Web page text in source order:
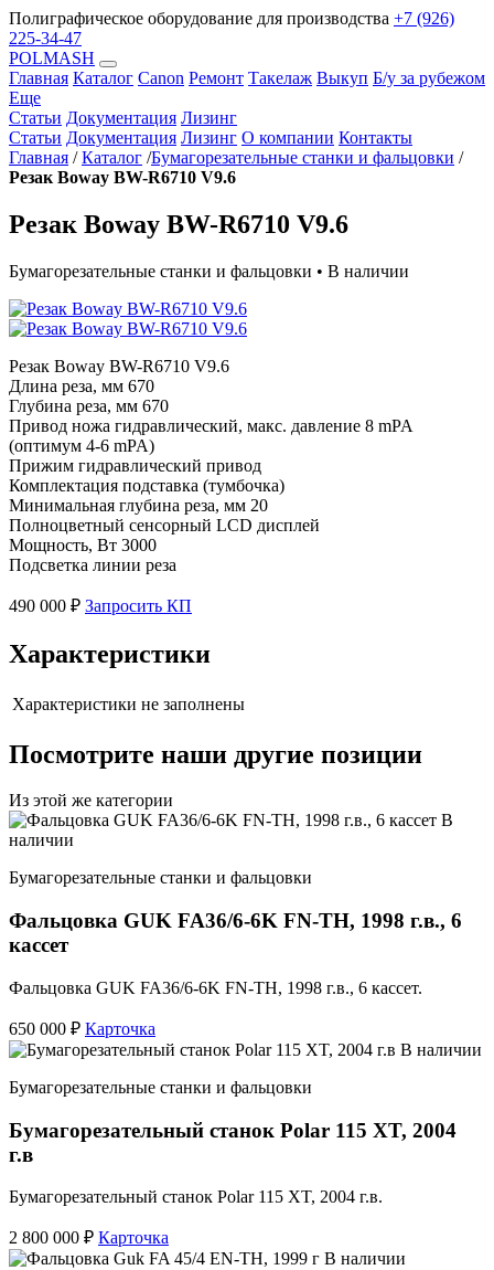
Полиграфическое оборудование для производства +7 (926)
225-34-47
POLMASH
Главная Каталог Canon Ремонт Такелаж Выкуп Б/у за рубежом
Еще
Статьи Документация Лизинг
Статьи Документация Лизинг О компании Контакты
Главная / Каталог /Бумагорезательные станки и фальцовки /
Резак Boway BW-R6710 V9.6
Резак Boway BW-R6710 V9.6
Бумагорезательные станки и фальцовки • В наличии
Резак Boway BW-R6710 V9.6
Длина реза, мм 670
Глубина реза, мм 670
Привод ножа гидравлический, макс. давление 8 mPA
(оптимум 4-6 mPA)
Прижим гидравлический привод
Комплектация подставка (тумбочка)
Минимальная глубина реза, мм 20
Полноцветный сенсорный LCD дисплей
Мощность, Вт 3000
Подсветка линии реза
490 000 ₽ Запросить КП
Характеристики
Характеристики не заполнены
Посмотрите наши другие позиции
Из этой же категории
В
наличии
Бумагорезательные станки и фальцовки
Фальцовка GUK FA36/6-6K FN-TH, 1998 г.в., 6
кассет
Фальцовка GUK FA36/6-6K FN-TH, 1998 г.в., 6 кассет.
650 000 ₽ Карточка
В наличии
Бумагорезательные станки и фальцовки
Бумагорезательный станок Polar 115 XT, 2004
г.в
Бумагорезательный станок Polar 115 XT, 2004 г.в.
2 800 000 ₽ Карточка
В наличии